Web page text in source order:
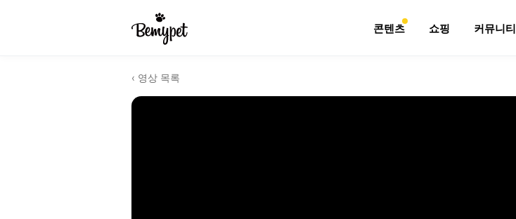
콘텐츠 쇼핑 커뮤니티
‹ 영상 목록